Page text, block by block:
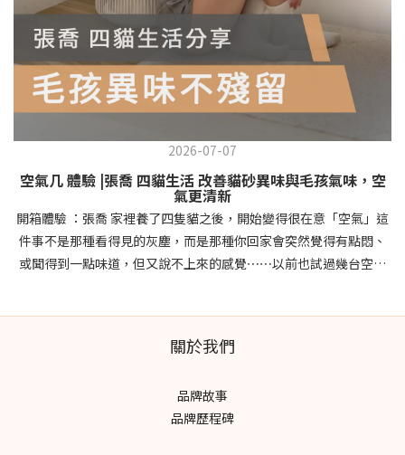
2026-07-07
空氣几 體驗 |張喬 四貓生活 改善貓砂異味與毛孩氣味，空
氣更清新
開箱體驗 ：張喬 家裡養了四隻貓之後，開始變得很在意「空氣」這
件事不是那種看得見的灰塵，而是那種你回家會突然覺得有點悶、
或聞得到一點味道，但又說不上來的感覺⋯⋯以前也試過幾台空氣
實比想像中簡單很多 而且家裡最有感的幾個地方： 貓砂味道比較不
具，不會有突兀的空氣清淨機家電感 它有多種模式可設定自動模
式：平常放著讓它自己調整睡眠模式：晚上運轉很安靜， 幾乎沒有
關於我們
品牌故事
品牌歷程碑